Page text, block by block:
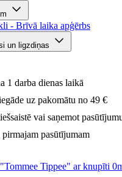
- Brīvā laika apģērbs
un ligzdiņas
1 darba dienas laikā
uz pakomātu no 49 €
vai saņemot
pirmajam pasūtījumam
Tippee" ar knupīti